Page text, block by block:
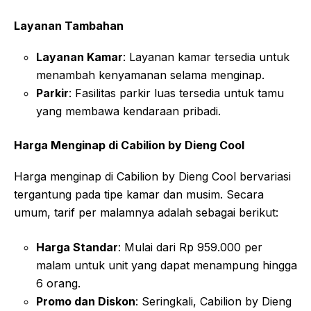
Layanan Tambahan
Layanan Kamar: Layanan kamar tersedia untuk
menambah kenyamanan selama menginap.
Parkir: Fasilitas parkir luas tersedia untuk tamu
yang membawa kendaraan pribadi.
Harga Menginap di Cabilion by Dieng Cool
Harga menginap di Cabilion by Dieng Cool bervariasi
tergantung pada tipe kamar dan musim. Secara
umum, tarif per malamnya adalah sebagai berikut:
Harga Standar: Mulai dari Rp 959.000 per
malam untuk unit yang dapat menampung hingga
6 orang.
Promo dan Diskon: Seringkali, Cabilion by Dieng